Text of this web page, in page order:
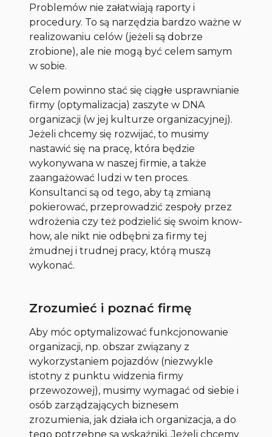
Problemów nie załatwiają raporty i
procedury. To są narzędzia bardzo ważne w
realizowaniu celów (jeżeli są dobrze
zrobione), ale nie mogą być celem samym
w sobie.
Celem powinno stać się ciągłe usprawnianie
firmy (optymalizacja) zaszyte w DNA
organizacji (w jej kulturze organizacyjnej).
Jeżeli chcemy się rozwijać, to musimy
nastawić się na pracę, która będzie
wykonywana w naszej firmie, a także
zaangażować ludzi w ten proces.
Konsultanci są od tego, aby tą zmianą
pokierować, przeprowadzić zespoły przez
wdrożenia czy też podzielić się swoim know-
how, ale nikt nie odbębni za firmy tej
żmudnej i trudnej pracy, którą muszą
wykonać.
Zrozumieć i poznać firmę
Aby móc optymalizować funkcjonowanie
organizacji, np. obszar związany z
wykorzystaniem pojazdów (niezwykle
istotny z punktu widzenia firmy
przewozowej), musimy wymagać od siebie i
osób zarządzających biznesem
zrozumienia, jak działa ich organizacja, a do
tego potrzebne są wskaźniki. Jeżeli chcemy